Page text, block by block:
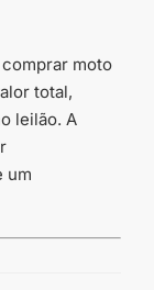
moto
total,
leilão. A
um